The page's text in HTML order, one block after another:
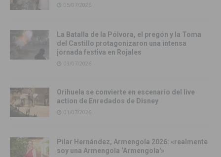
05/07/2026
La Batalla de la Pólvora, el pregón y la Toma
del Castillo protagonizaron una intensa
jornada festiva en Rojales
03/07/2026
Orihuela se convierte en escenario del live
action de Enredados de Disney
01/07/2026
Pilar Hernández, Armengola 2026: «realmente
soy una Armengola ‘Armengola'»